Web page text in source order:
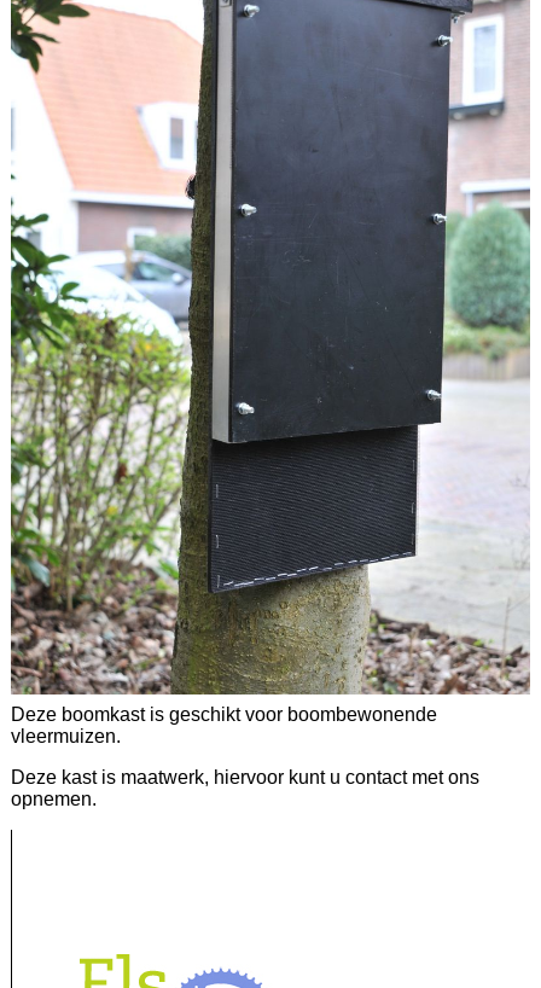
Deze boomkast is geschikt voor boombewonende
vleermuizen.
Deze kast is maatwerk, hiervoor kunt u contact met ons
opnemen.